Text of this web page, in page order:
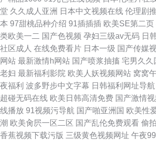
堂 久久成人亚洲 日本中文视频在线 伦理剧
本 97甜桃品种介绍 91插插插 欧美SE第二页
类欧美一二 国产色视频 孕妇三级av无码 日
社区成人 在线免费看片 日本一级 国产传媒
网站 最新激情h网站 国产喷浆抽搐 宅男久久
老妇 最新福利影院 欧美人妖视频网站 窝窝
夜福利 波多野步中文字幕 日韩福利网址导航
超碰无码在线 欧美日韩高清免费 国产激情
线播放 91视频污导航 国产啪亚洲国 欧美性
潮 欧美肏屄一区二区 国产乱伦免费观看 偷
香蕉视频下载污版 三级黄色视频网址 午夜99